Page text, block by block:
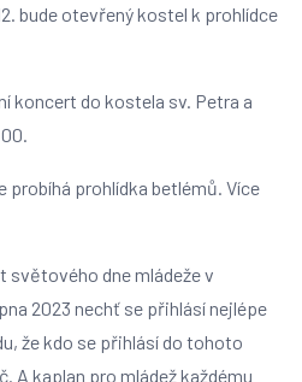
bude otevřený kostel k prohlídce
koncert do kostela sv. Petra a
probíhá prohlídka betlémů. Více
světového dne mládeže v
2023 nechť se přihlásí nejlépe
že kdo se přihlásí do tohoto
A kaplan pro mládež každému